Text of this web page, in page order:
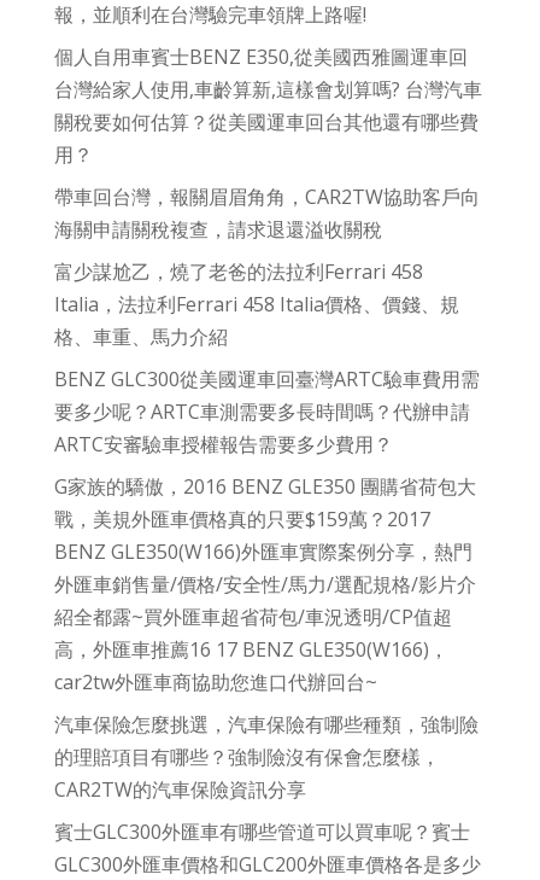
報，並順利在台灣驗完車領牌上路喔!
個人自用車賓士BENZ E350,從美國西雅圖運車回
台灣給家人使用,車齡算新,這樣會划算嗎? 台灣汽車
關稅要如何估算？從美國運車回台其他還有哪些費
用？
帶車回台灣，報關眉眉角角，CAR2TW協助客戶向
海關申請關稅複查，請求退還溢收關稅
富少謀尬乙，燒了老爸的法拉利Ferrari 458
Italia，法拉利Ferrari 458 Italia價格、價錢、規
格、車重、馬力介紹
BENZ GLC300從美國運車回臺灣ARTC驗車費用需
要多少呢？ARTC車測需要多長時間嗎？代辦申請
ARTC安審驗車授權報告需要多少費用？
G家族的驕傲，2016 BENZ GLE350 團購省荷包大
戰，美規外匯車價格真的只要$159萬？2017
BENZ GLE350(W166)外匯車實際案例分享，熱門
外匯車銷售量/價格/安全性/馬力/選配規格/影片介
紹全都露~買外匯車超省荷包/車況透明/CP值超
高，外匯車推薦16 17 BENZ GLE350(W166)，
car2tw外匯車商協助您進口代辦回台~
汽車保險怎麼挑選，汽車保險有哪些種類，強制險
的理賠項目有哪些？強制險沒有保會怎麼樣，
CAR2TW的汽車保險資訊分享
賓士GLC300外匯車有哪些管道可以買車呢？賓士
GLC300外匯車價格和GLC200外匯車價格各是多少